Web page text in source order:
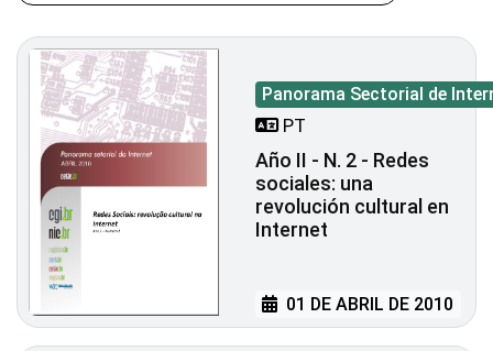
Panorama Sectorial de
PT
Año II - N. 2 - Redes
sociales: una
revolución cultural en
Internet
01 DE ABRIL DE 2010